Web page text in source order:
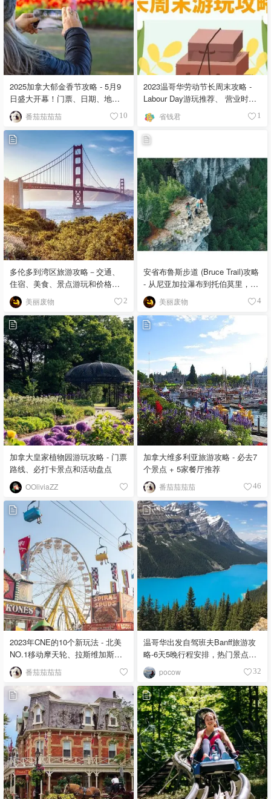
2025加拿大郁金香节攻略 - 5月9
日盛大开幕！门票、日期、地
点、花期和主题活动盘点！
番茄茄茄茄 10
2023温哥华劳动节长周末攻略 -
Labour Day游玩推荐、 营业时间
和天气交通！
省钱君 1
多伦多到湾区旅游攻略－交通、
住宿、美食、景点游玩和价格全
都有！美丽废物 2
安省布鲁斯步道 (Bruce Trail)攻略
- 从尼亚加拉瀑布到托伯莫里，畅
游瀑布和山谷间！
美丽废物 4
加拿大皇家植物园游玩攻略 - 门票
路线、必打卡景点和活动盘点
OOliviaZZ
加拿大维多利亚旅游攻略 - 必去7
个景点 + 5家餐厅推荐
番茄茄茄茄 46
2023年CNE的10个新玩法 - 北美
NO.1移动摩天轮、拉斯维加斯风
喷泉、庞巴迪私人飞机
番茄茄茄茄
温哥华出发自驾班夫Banff旅游攻
略-6天5晚行程安排，热门景点，
餐饮住宿，小众线路
pocow 32